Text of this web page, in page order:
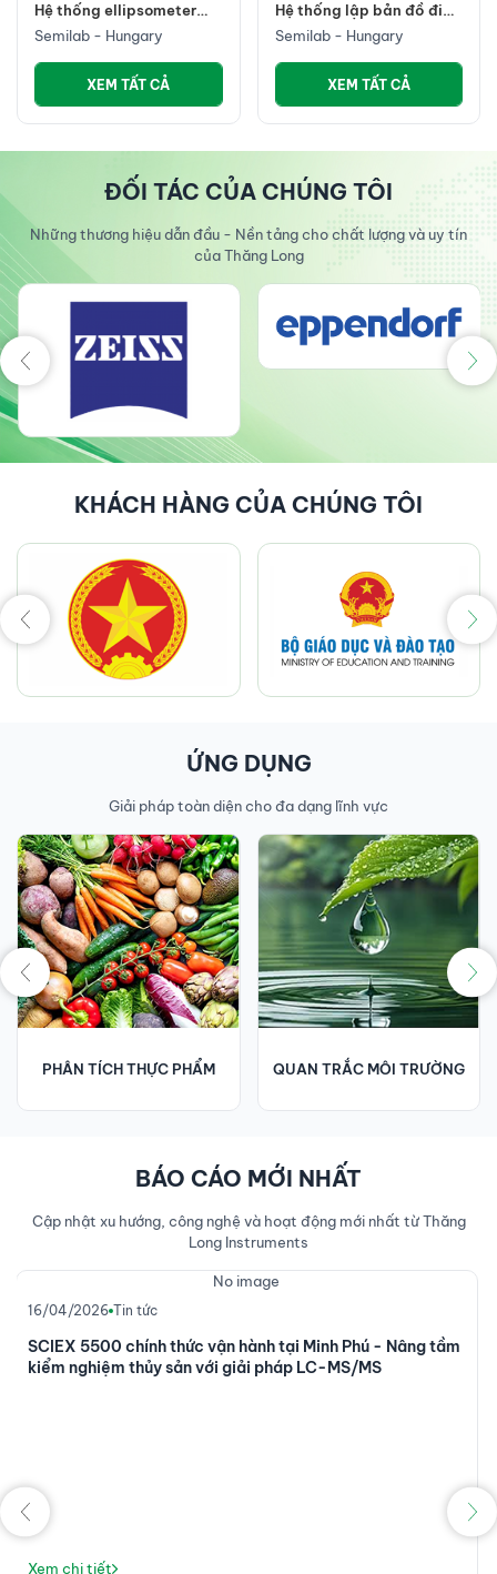
Hệ thống ellipsometer
SE-1000 để bàn
Semilab - Hungary
XEM TẤT CẢ
Hệ thống lập bản đồ điện
trở suất không tiếp xúc
COREMA-2000
Semilab - Hungary
XEM TẤT CẢ
ĐỐI TÁC CỦA CHÚNG TÔI
Những thương hiệu dẫn đầu - Nền tảng cho chất lượng và uy tín
của Thăng Long
KHÁCH HÀNG CỦA CHÚNG TÔI
ỨNG DỤNG
Giải pháp toàn diện cho đa dạng lĩnh vực
PHÂN TÍCH THỰC PHẨM QUAN TRẮC MÔI TRƯỜNG
BÁO CÁO MỚI NHẤT
Cập nhật xu hướng, công nghệ và hoạt động mới nhất từ Thăng
Long Instruments
No image
16/04/2026 Tin tức
SCIEX 5500 chính thức vận hành tại Minh Phú - Nâng tầm
kiểm nghiệm thủy sản với giải pháp LC-MS/MS
Xem chi tiết